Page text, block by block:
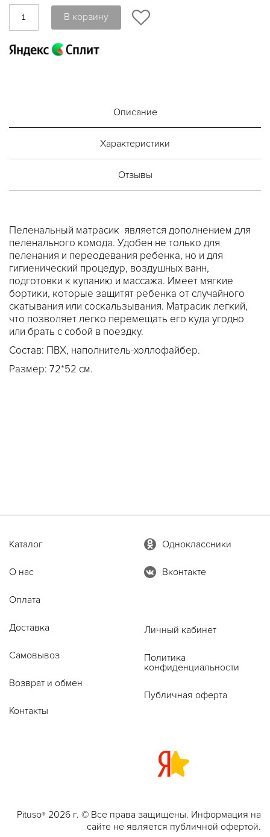
В корзину
Описание
Характеристики
Отзывы
Пеленальный матрасик является дополнением для
пеленального комода. Удобен не только для
пеленания и переодевания ребенка, но и для
гигиенический процедур, воздушных ванн,
подготовки к купанию и массажа. Имеет мягкие
бортики, которые защитят ребенка от случайного
скатывания или соскальзывания. Матрасик легкий,
что позволяет легко перемещать его куда угодно
или брать с собой в поездку.
Состав: ПВХ, наполнитель-холлофайбер.
Размер: 72*52 см.
Каталог
О нас
Оплата
Доставка
Самовывоз
Возврат и обмен
Контакты
Одноклассники
Вконтакте
Личный кабинет
Политика
конфиденциальности
Публичная оферта
Pituso® 2026 г. © Все права защищены. Информация на
сайте не является публичной офертой.